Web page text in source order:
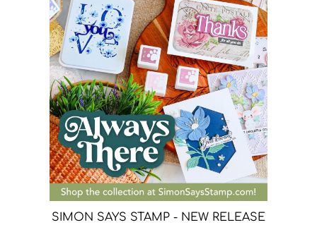
SIMON SAYS STAMP - NEW RELEASE